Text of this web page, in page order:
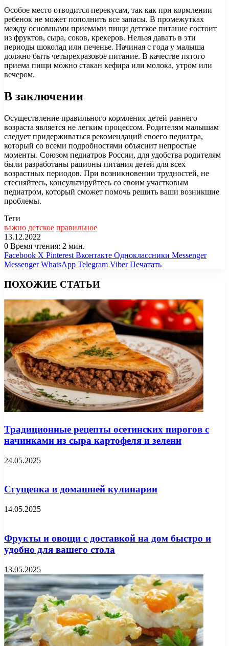
Особое место отводится перекусам, так как при кормлении
ребенок не может пополнить все запасы. В промежутках
между основными приемами пищи детское питание состоит
из фруктов, сыра, соков, крекеров. Нельзя давать в эти
периоды шоколад или печенье. Начиная с года у малыша
должно быть четырехразовое питание. В качестве пятого
приема пищи можно стакан кефира или молока, утром или
вечером.
В заключении
Осуществление правильного кормления детей раннего
возраста является не легким процессом. Родителям малышам
следует придерживаться рекомендаций своего педиатра,
который со всеми подробностями объяснит непростые
моменты. Союзом педиатров России, для удобства родителям
были разработаны рационы питания детей для всех
возрастных периодов. При возникновении трудностей, не
стесняйтесь, консультируйтесь со своим участковым
педиатром, который сможет помочь решить ваши возникшие
проблемы.
Теги
важно детское правильное
13.12.2022
0 Время чтения: 2 мин.
Facebook X Pinterest Вконтакте Одноклассники Messenger
Messenger WhatsApp Telegram Viber Печатать
ПОХОЖИЕ СТАТЬИ
Традиционные рецепты осетинских пирогов с
начинками из сыра картофеля и зелени
24.05.2025
Сгущенка в домашней кулинарии
14.05.2025
Фрукты и овощи с доставкой на дом быстро и
удобно для вашего стола
13.05.2025